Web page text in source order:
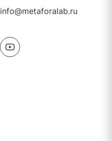
info@metaforalab.ru